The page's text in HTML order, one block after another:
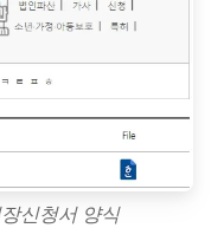
신청서 양식